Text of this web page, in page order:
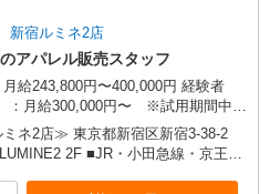
リアにより異なります。詳細は面接
ださい。
新宿ルミネ2店
アパレル販売スタッフ
給243,800円〜400,000円 経験者
：月給300,000円〜 ※試用期間中は
★固定残業手当：30,800円（月給に
、超過時は追加で残業手当支給 ※月
費支給 ※試用期間（2〜3ヶ月）も
ネ2店≫ 東京都新宿区新宿3-38-2
2F ■JR・小田急線・京王線